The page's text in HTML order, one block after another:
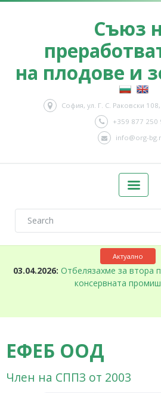
Съюз
на плодове и
София, ул. Г. С. Раковски
+359 877 250
info@org-
Актуално
03.04.2026: Отбелязахме за втора
консервната
ЕФЕБ ООД
Член на СППЗ от 2003